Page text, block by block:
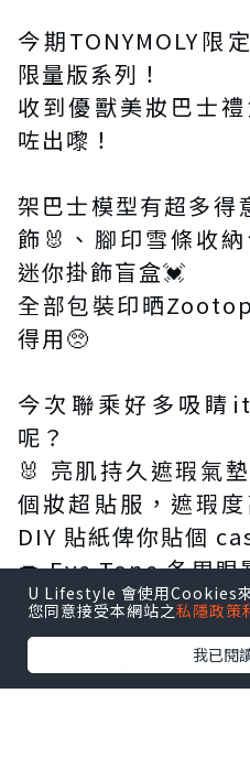
今期TONYMOLY限
限量版系列！
收到優獸美妝巴士
咗出嚟！
架巴士模型有超多
飾🐰、腳印雪條收
迷你掛飾盲盒💓
全部包裝印晒
得用🥺
今次聯乘好多吸睛
呢？
🐰 亮肌持久遮瑕氣
個妝超貼服，遮瑕
DIY 貼紙俾你貼個
🍩 Eye Tone 冬甩眼
調，眼影、胭脂、
掂！
💄 完美耀眼唇彩
U Lifestyle 會使用Cookies
您同意接受本網站之私隱政策
我已閱